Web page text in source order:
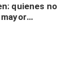
quienes no
es por